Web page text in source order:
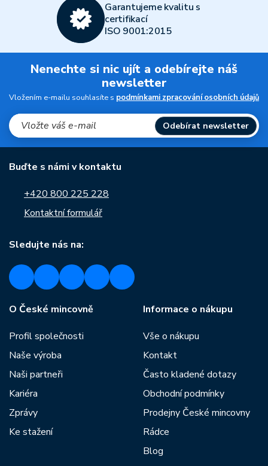
Garantujeme kvalitu s
certifikací
ISO 9001:2015
Nenechte si nic ujít a odebírejte náš
newsletter
Vložením e-mailu souhlasíte s podmínkami zpracování osobních údajů
Odebírat newsletter
Buďte s námi v kontaktu
+420 800 225 228
Kontaktní formulář
Sledujte nás na:
O České mincovně
Profil společnosti
Naše výroba
Naši partneři
Kariéra
Zprávy
Ke stažení
Informace o nákupu
Vše o nákupu
Kontakt
Často kladené dotazy
Obchodní podmínky
Prodejny České mincovny
Rádce
Blog